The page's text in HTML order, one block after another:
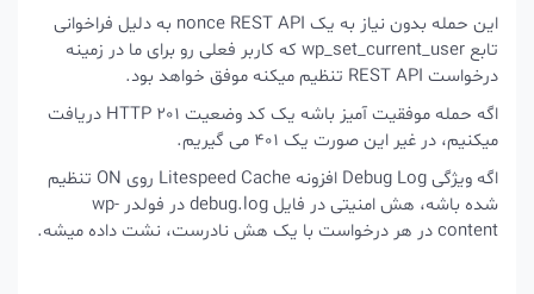
این حمله بدون نیاز به یک nonce REST API به دلیل فراخوانی
wp_set_current_userکه کاربر فعلی رو برای ما در زمینه
درخواست REST API تنظیم میکنه موفق خواهد بود.
اگه حمله موفقیت آمیز باشه یک کد وضعیت HTTP 201 دریافت
میکنیم، در غیر این صورت یک 401 می گیریم.
اگه ویژگی Debug Log افزونه Litespeed Cache روی ON تنظیم
شده باشه، هش امنیتی در فایل debug.log در فولدر wp-
content در هر درخواست با یک هش نادرست، نشت داده میشه.